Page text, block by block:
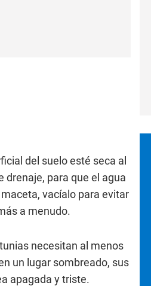
del suelo esté seca al
para que el agua
vacíalo para evitar
a menudo.
necesitan al menos
un lugar sombreado, sus
apagada y triste.